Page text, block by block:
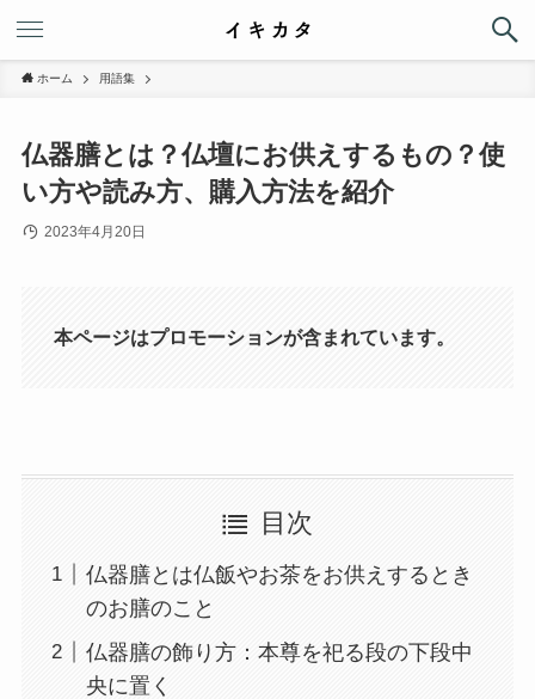
ホーム 用語集
仏器膳とは？仏壇にお供えするもの？使
い方や読み方、購入方法を紹介
2023年4月20日
本ページはプロモーションが含まれています。
目次
仏器膳とは仏飯やお茶をお供えするとき
のお膳のこと
仏器膳の飾り方：本尊を祀る段の下段中
央に置く